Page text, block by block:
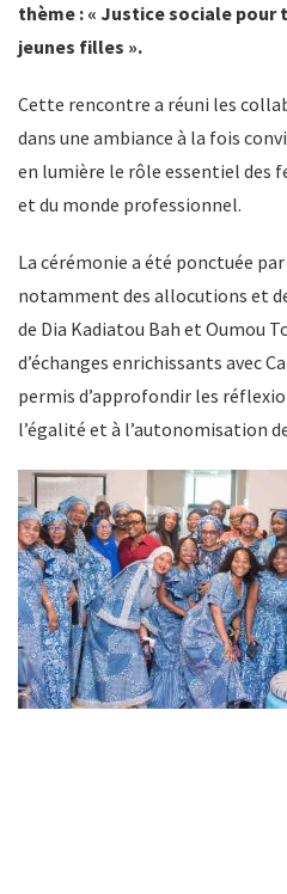
thème : « Justice sociale
jeunes filles ».
Cette rencontre a réuni les
dans une ambiance à la fois
en lumière le rôle essentiel des
et du monde professionnel.
La cérémonie a été ponctuée
notamment des allocutions et
de Dia Kadiatou Bah et Oumou
d’échanges enrichissants avec
permis d’approfondir les
l’égalité et à l’autonomisation